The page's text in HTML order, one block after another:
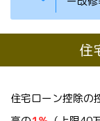
住
住宅ローン控除の